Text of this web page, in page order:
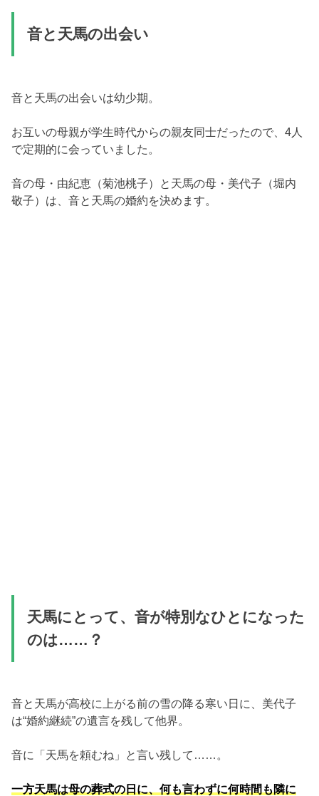
音と天馬の出会い
音と天馬の出会いは幼少期。
お互いの母親が学生時代からの親友同士だったので、4人
で定期的に会っていました。
音の母・由紀恵（菊池桃子）と天馬の母・美代子（堀内
敬子）は、音と天馬の婚約を決めます。
天馬にとって、音が特別なひとになった
のは……？
音と天馬が高校に上がる前の雪の降る寒い日に、美代子
は“婚約継続”の遺言を残して他界。
音に「天馬を頼むね」と言い残して……。
一方天馬は母の葬式の日に、何も言わずに何時間も隣に